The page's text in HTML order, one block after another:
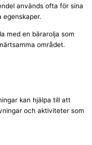
används ofta för sina
egenskaper.
med en bärarolja som
området.
kan hjälpa till att
och aktiviteter som